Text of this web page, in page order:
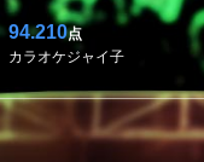
94.210点
カラオケジャイ子